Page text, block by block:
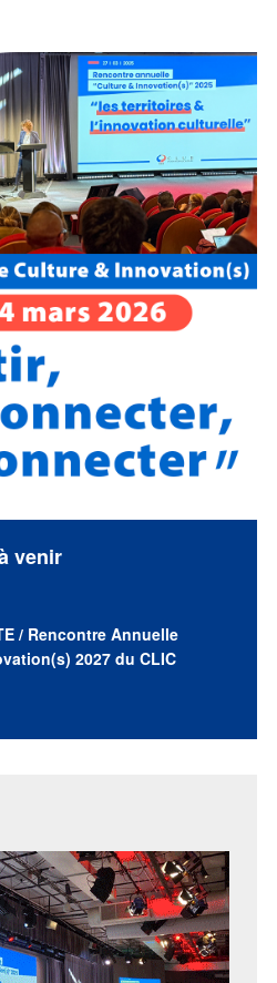
venir
/ Rencontre Annuelle
2027 du CLIC